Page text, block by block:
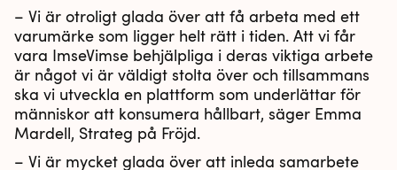
– Vi är otroligt glada över att få arbeta med ett
varumärke som ligger helt rätt i tiden. Att vi får
vara ImseVimse behjälpliga i deras viktiga arbete
är något vi är väldigt stolta över och tillsammans
ska vi utveckla en plattform som underlättar för
människor att konsumera hållbart, säger Emma
Mardell, Strateg på Fröjd.
– Vi är mycket glada över att inleda samarbete